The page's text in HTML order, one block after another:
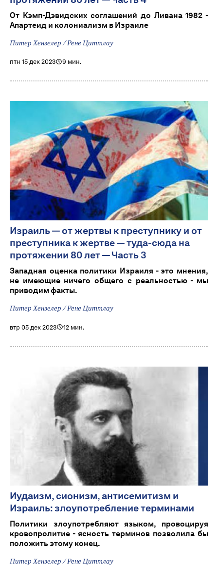
От Кэмп-Дэвидских соглашений до Ливана 1982 -
Апартеид и колониализм в Израиле
Питер Хензелер / Рене Циттлау
птн 15 дек 2023 9 мин.
Израиль — от жертвы к преступнику и от
преступника к жертве — туда-сюда на
протяжении 80 лет — Часть 3
Западная оценка политики Израиля - это мнения,
не имеющие ничего общего с реальностью - мы
приводим факты.
Питер Хензелер / Рене Циттлау
втр 05 дек 2023 12 мин.
Иудаизм, сионизм, антисемитизм и
Израиль: злоупотребление терминами
Политики злоупотребляют языком, провоцируя
кровопролитие - ясность терминов позволила бы
положить этому конец.
Питер Хензелер / Рене Циттлау